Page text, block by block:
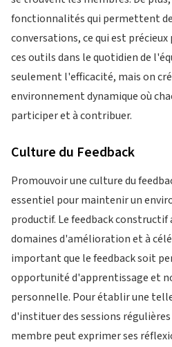
fonctionnalités qui permettent
conversations, ce qui est
ces outils dans le quotidien de
seulement l'efficacité, mais on
environnement dynamique où
participer et à contribuer.
Culture du Feedback
Promouvoir une culture du
essentiel pour maintenir un
productif. Le feedback constructif
domaines d'amélioration et à
important que le feedback soit
opportunité d'apprentissage et
personnelle. Pour établir une
d'instituer des sessions
membre peut exprimer ses